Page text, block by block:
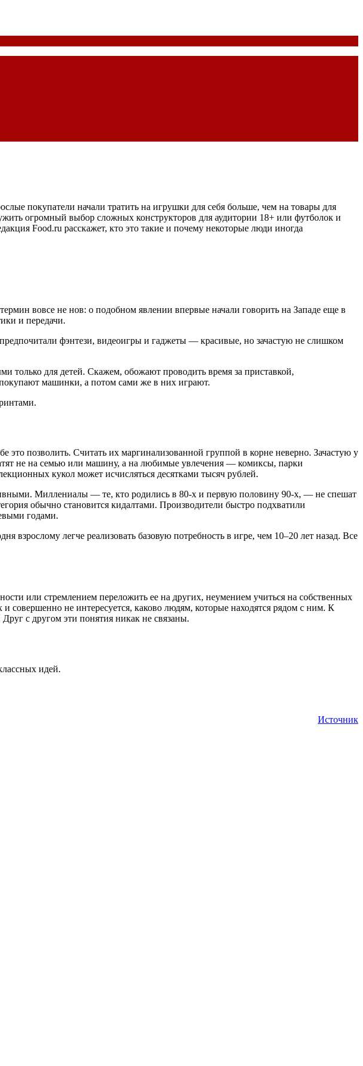
покупатели начали тратить на игрушки для себя больше, чем на товары для
огромный выбор сложных конструкторов для аудитории 18+ или футболок и
Food.ru расскажет, кто это такие и почему некоторые люди иногда
вовсе не нов: о подобном явлении впервые начали говорить на Западе еще в
и передачи.
фэнтези, видеоигры и гаджеты — красивые, но зачастую не слишком
только для детей. Скажем, обожают проводить время за приставкой,
машинки, а потом сами же в них играют.
позволить. Считать их маргинализованной группой в корне неверно. Зачастую у
не на семью или машину, а на любимые увлечения — комиксы, парки
кукол может исчисляться десятками тысяч рублей.
Миллениалы — те, кто родились в 80-х и первую половину 90-х, — не спешат
обычно становится кидалтами. Производители быстро подхватили
годами.
легче реализовать базовую потребность в игре, чем 10–20 лет назад. Все
или стремлением переложить ее на других, неумением учиться на собственных
совершенно не интересуется, каково людям, которые находятся рядом с ним. К
с другом эти понятия никак не связаны.
идей.
Источник